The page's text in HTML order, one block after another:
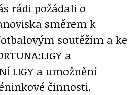
rádi požádali o
směrem k
soutěžím a ke
a
LIGY a umožnění
činnosti.